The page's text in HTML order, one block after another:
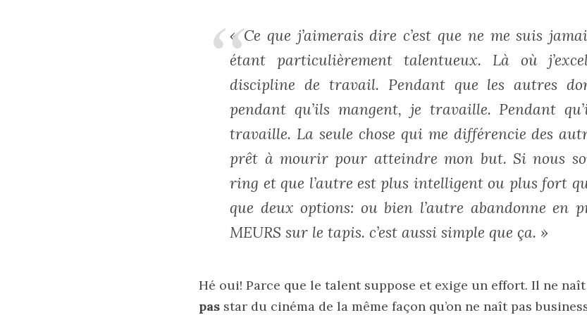
« Ce que j’aimerais dire c’est que ne me suis
étant particulièrement talentueux. Là où
discipline de travail. Pendant que les autres
pendant qu’ils mangent, je travaille. Pendant
travaille. La seule chose qui me différencie des
prêt à mourir pour atteindre mon but. Si nous
ring et que l’autre est plus intelligent ou plus fort
que deux options: ou bien l’autre abandonne en
MEURS sur le tapis. c’est aussi simple que ça. »
Hé oui! Parce que le talent suppose et exige un effort. Il ne
passtar du cinéma de la même façon qu’on ne naît pas